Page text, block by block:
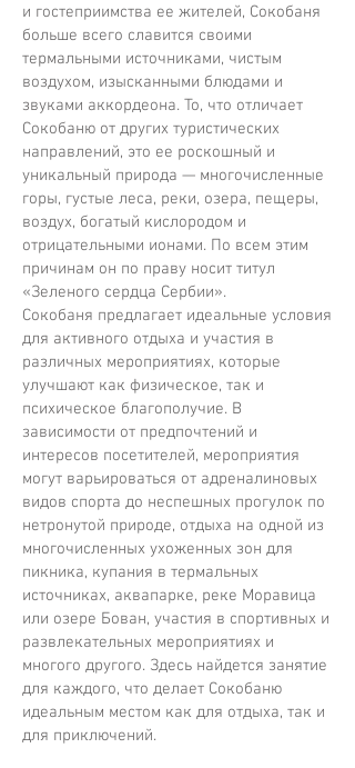
и гостеприимства ее жителей, Сокобаня
больше всего славится своими
термальными источниками, чистым
воздухом, изысканными блюдами и
звуками аккордеона. То, что отличает
Сокобаню от других туристических
направлений, это ее роскошный и
уникальный природа — многочисленные
горы, густые леса, реки, озера, пещеры,
воздух, богатый кислородом и
отрицательными ионами. По всем этим
причинам он по праву носит титул
«Зеленого сердца Сербии».
Сокобаня предлагает идеальные условия
для активного отдыха и участия в
различных мероприятиях, которые
улучшают как физическое, так и
психическое благополучие. В
зависимости от предпочтений и
интересов посетителей, мероприятия
могут варьироваться от адреналиновых
видов спорта до неспешных прогулок по
нетронутой природе, отдыха на одной из
многочисленных ухоженных зон для
пикника, купания в термальных
источниках, аквапарке, реке Моравица
или озере Бован, участия в спортивных и
развлекательных мероприятиях и
многого другого. Здесь найдется занятие
для каждого, что делает Сокобаню
идеальным местом как для отдыха, так и
для приключений.